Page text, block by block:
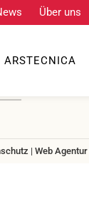
Über uns
ARSTECNICA
| Web Agentur